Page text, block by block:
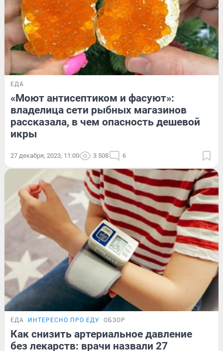
ЕДА
«Моют антисептиком и фасуют»:
владелица сети рыбных магазинов
рассказала, в чем опасность дешевой
икры
27 декабря, 2023, 11:00 3 508 6
ЕДА ИНТЕРЕСНО ПРО ЕДУ ОБЗОР
Как снизить артериальное давление
без лекарств: врачи назвали 27